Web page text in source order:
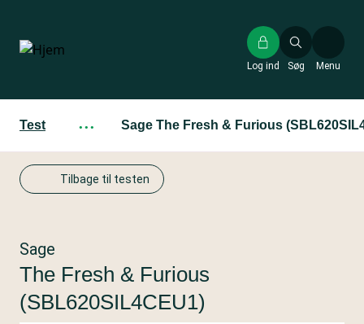
hovedindhold
Søg
Log ind Menu
Test ··· Sage The Fresh & Furious
Tilbage til testen
Sage
The Fresh & Furious
(SBL620SIL4CEU1)